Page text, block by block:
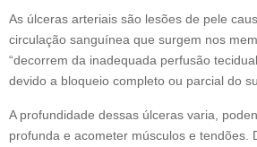
As úlceras arteriais são lesões de pele
circulação sanguínea que surgem nos
“decorrem da inadequada perfusão
devido a bloqueio completo ou parcial do
A profundidade dessas úlceras varia,
profunda e acometer músculos e tendões.